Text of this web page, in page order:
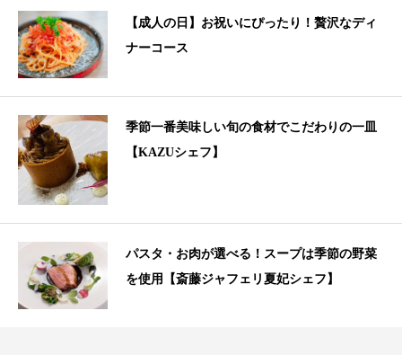
【成人の日】お祝いにぴったり！贅沢なディ
ナーコース
季節一番美味しい旬の食材でこだわりの一皿
【KAZUシェフ】
パスタ・お肉が選べる！スープは季節の野菜
を使用【斎藤ジャフェリ夏妃シェフ】